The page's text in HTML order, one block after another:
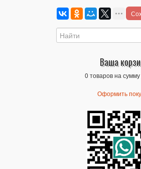
Ваша
0 товаров на сумму
Оформить